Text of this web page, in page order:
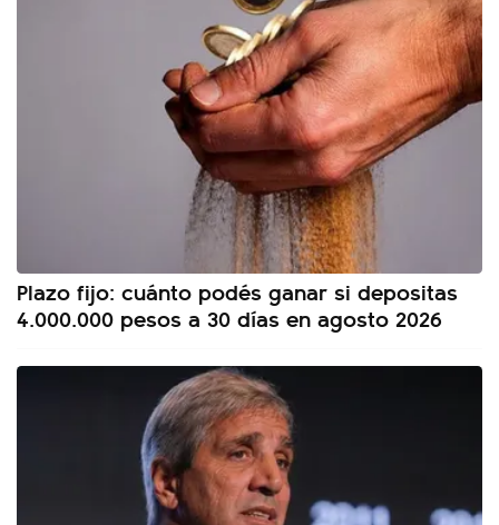
Plazo fijo: cuánto podés ganar si depositas
4.000.000 pesos a 30 días en agosto 2026